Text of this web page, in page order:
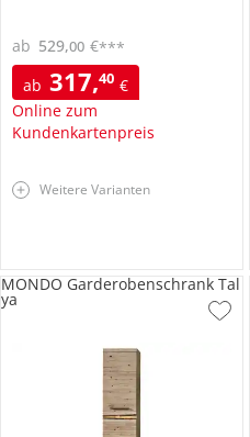
ab 317,40 €
Online zum
Kundenkartenpreis
ab 529,00 €***
Weitere Varianten
MONDO Garderobenschrank Tal
ya